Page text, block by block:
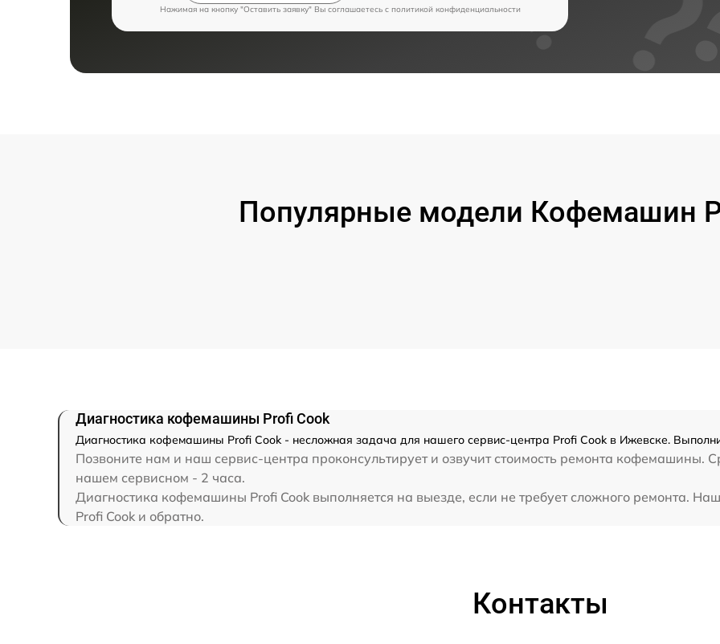
Нажимая на кнопку "Оставить заявку" Вы соглашаетесь c политикой конфиденциальности
Популярные модели Кофемашин
Диагностика кофемашины Profi Cook
Диагностика кофемашины Profi Cook - несложная задача для нашего сервис-центра Profi Cook в Ижевске.
Позвоните нам и наш сервис-центра проконсультирует и озвучит стоимость ремонта кофемашины.
нашем сервисном - 2 часа.
Диагностика кофемашины Profi Cook выполняется на выезде, если не требует сложного ремонта.
Profi Cook и обратно.
Контакты